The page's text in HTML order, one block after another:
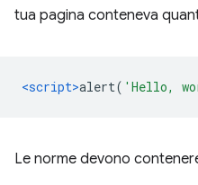
tua pagina conteneva
<script>alert( 'Hello,
Le norme devono